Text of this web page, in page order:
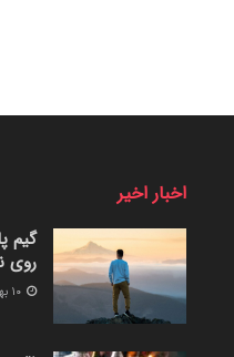
اخبار اخیر
گیم
روی